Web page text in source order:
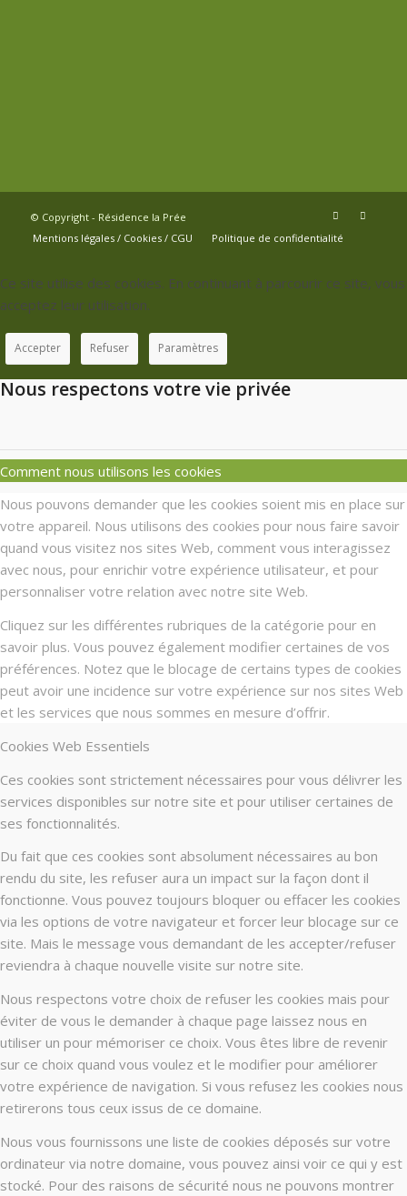
© Copyright - Résidence la Prée
Mentions légales / Cookies / CGU
Politique de confidentialité
Ce site utilise des cookies. En continuant à parcourir ce site, vous
acceptez leur utilisation.
Accepter Refuser Paramètres
Nous respectons votre vie privée
Comment nous utilisons les cookies
Nous pouvons demander que les cookies soient mis en place sur
votre appareil. Nous utilisons des cookies pour nous faire savoir
quand vous visitez nos sites Web, comment vous interagissez
avec nous, pour enrichir votre expérience utilisateur, et pour
personnaliser votre relation avec notre site Web.
Cliquez sur les différentes rubriques de la catégorie pour en
savoir plus. Vous pouvez également modifier certaines de vos
préférences. Notez que le blocage de certains types de cookies
peut avoir une incidence sur votre expérience sur nos sites Web
et les services que nous sommes en mesure d’offrir.
Cookies Web Essentiels
Ces cookies sont strictement nécessaires pour vous délivrer les
services disponibles sur notre site et pour utiliser certaines de
ses fonctionnalités.
Du fait que ces cookies sont absolument nécessaires au bon
rendu du site, les refuser aura un impact sur la façon dont il
fonctionne. Vous pouvez toujours bloquer ou effacer les cookies
via les options de votre navigateur et forcer leur blocage sur ce
site. Mais le message vous demandant de les accepter/refuser
reviendra à chaque nouvelle visite sur notre site.
Nous respectons votre choix de refuser les cookies mais pour
éviter de vous le demander à chaque page laissez nous en
utiliser un pour mémoriser ce choix. Vous êtes libre de revenir
sur ce choix quand vous voulez et le modifier pour améliorer
votre expérience de navigation. Si vous refusez les cookies nous
retirerons tous ceux issus de ce domaine.
Nous vous fournissons une liste de cookies déposés sur votre
ordinateur via notre domaine, vous pouvez ainsi voir ce qui y est
stocké. Pour des raisons de sécurité nous ne pouvons montrer